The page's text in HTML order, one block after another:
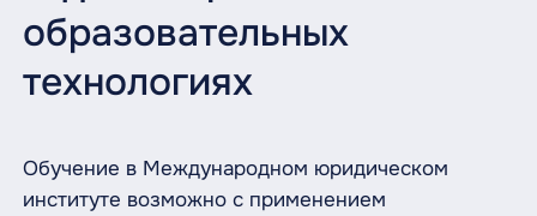
образовательных
технологиях
Обучение в Международном юридическом
институте возможно с применением